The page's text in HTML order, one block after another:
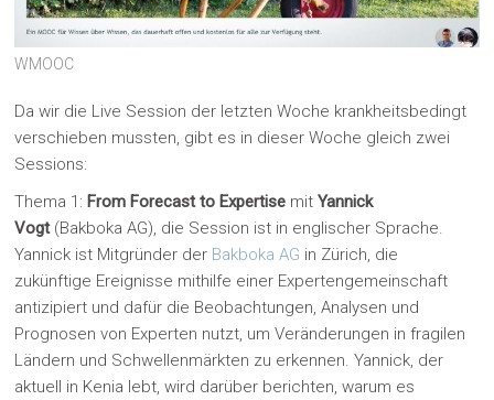
WMOOC
Da wir die Live Session der letzten Woche krankheitsbedingt
verschieben mussten, gibt es in dieser Woche gleich zwei
Sessions:
Thema 1: From Forecast to Expertise mitYannick
Vogt(Bakboka AG), die Session ist in englischer Sprache.
Yannick ist Mitgründer der Bakboka AG in Zürich, die
zukünftige Ereignisse mithilfe einer Expertengemeinschaft
antizipiert und dafür die Beobachtungen, Analysen und
Prognosen von Experten nutzt, um Veränderungen in fragilen
Ländern und Schwellenmärkten zu erkennen. Yannick, der
aktuell in Kenia lebt, wird darüber berichten, warum es